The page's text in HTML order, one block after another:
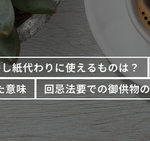
紙代わりに使えるものは？
意味
回忌法要での御供物